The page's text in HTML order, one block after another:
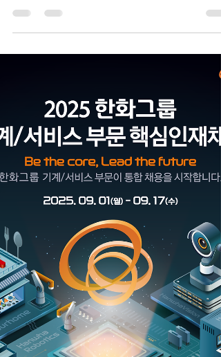
용 홈페이지( https://recruit.lotte.co.kr/ ) On-line
안녕하십니까 오사카대학 한국인 유학생회입니다.
요한 경우 본 메일로 문의 혹은 임원진에게 개별 연
을 주시면 대응하도록 하겠습니다.) 원익큐엔씨는
도체 소재 부품 회사로 쿼츠, 세라믹, 세정, 램프 등
부문을 가지고 있으며 삼성전자, TSMC 등 글로벌
기업과 오랜 기간 거래를 해 온 기업입니다. 많은 관
심과 적극적인 참석 부탁 드립니다. 일정의 상세내용
일에 첨부되어 있습니다. 오사카대학 한국인 유학
회 드림 --------------- [WONIK QnC] 당사는 대한
국 경북 구미시에 위치하는 반도체 소재부픔 회사
니